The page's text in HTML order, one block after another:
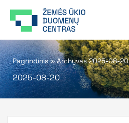
prie
Pagrindinis»Archyvas 2025-08-20
2025-08-20